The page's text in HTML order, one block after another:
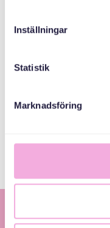
Inställningar
Statistik
Marknadsföring